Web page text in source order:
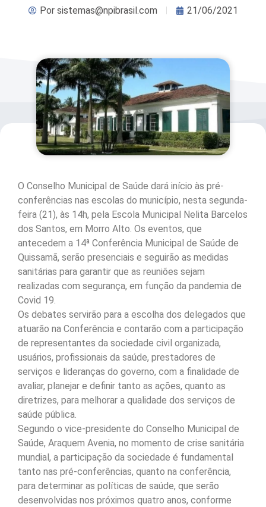
Porsistemas@npibrasil.com 21/06/2021
O Conselho Municipal de Saúde dará início às pré-
conferências nas escolas do município, nesta segunda-
feira (21), às 14h, pela Escola Municipal Nelita Barcelos
dos Santos, em Morro Alto. Os eventos, que
antecedem a 14ª Conferência Municipal de Saúde de
Quissamã, serão presenciais e seguirão as medidas
sanitárias para garantir que as reuniões sejam
realizadas com segurança, em função da pandemia de
Covid 19.
Os debates servirão para a escolha dos delegados que
atuarão na Conferência e contarão com a participação
de representantes da sociedade civil organizada,
usuários, profissionais da saúde, prestadores de
serviços e lideranças do governo, com a finalidade de
avaliar, planejar e definir tanto as ações, quanto as
diretrizes, para melhorar a qualidade dos serviços de
saúde pública.
Segundo o vice-presidente do Conselho Municipal de
Saúde, Araquem Avenia, no momento de crise sanitária
mundial, a participação da sociedade é fundamental
tanto nas pré-conferências, quanto na conferência,
para determinar as políticas de saúde, que serão
desenvolvidas nos próximos quatro anos, conforme